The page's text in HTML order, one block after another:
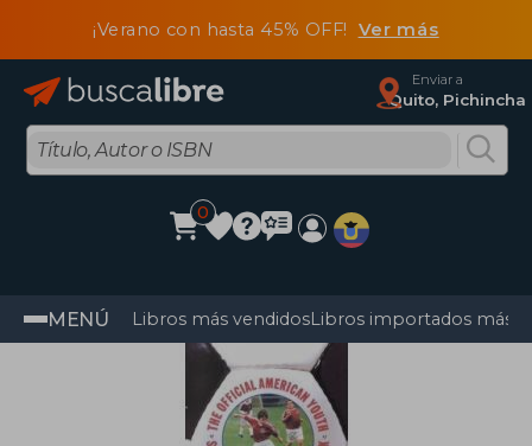
¡Verano con hasta 45% OFF! Ver más
Enviar a
Quito, Pichincha
0
MENÚ Libros más vendidosLibros importados más